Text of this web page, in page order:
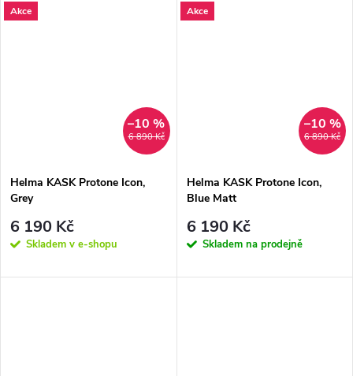
Akce
6 890 Kč
–10 %
Helma KASK Protone Icon,
Grey
6 190 Kč
Skladem v e-shopu
Akce
6 890 Kč
–10 %
Helma KASK Protone Icon,
Blue Matt
6 190 Kč
Skladem na prodejně